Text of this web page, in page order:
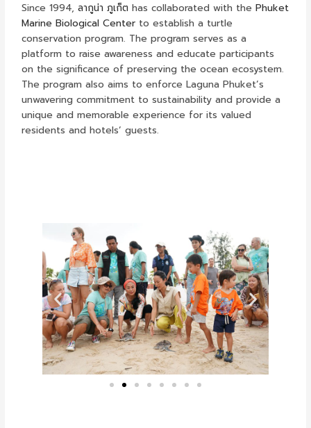
Since 1994,ลากูน่า ภูเก็ต has collaborated with thePhuket
Marine Biological Center to establish a turtle
conservation program. The program serves as a
platform to raise awareness and educate participants
on the significance of preserving the ocean ecosystem.
The program also aims to enforce Laguna Phuket’s
unwavering commitment to sustainability and provide a
unique and memorable experience for its valued
residents and hotels’ guests.